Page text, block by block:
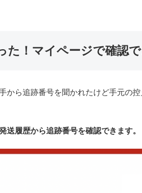
た！マイページで確認
から追跡番号を聞かれたけど手元の
送履歴から追跡番号を確認できます。